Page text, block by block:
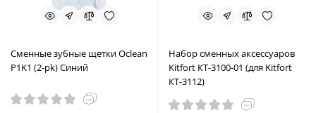
Сменные зубные щетки Oclean
P1K1 (2-pk) Синий
Набор сменных аксессуаров
Kitfort КТ-3100-01 (для Kitfort
КТ-3112)